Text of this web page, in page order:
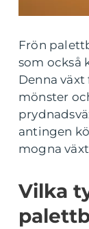
Frön
som också
Denna
mönster
antingen
mogna
Vilka